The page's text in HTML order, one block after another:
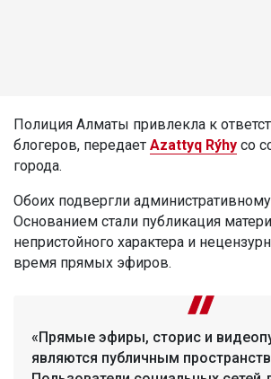
Полиция Алматы привлекла к
блогеров, передает Azattyq Rýhy со
города.
Обоих подвергли административному
Основанием стали публикация
непристойного характера и
время прямых эфиров.
«Прямые эфиры, сторис и
являются публичным